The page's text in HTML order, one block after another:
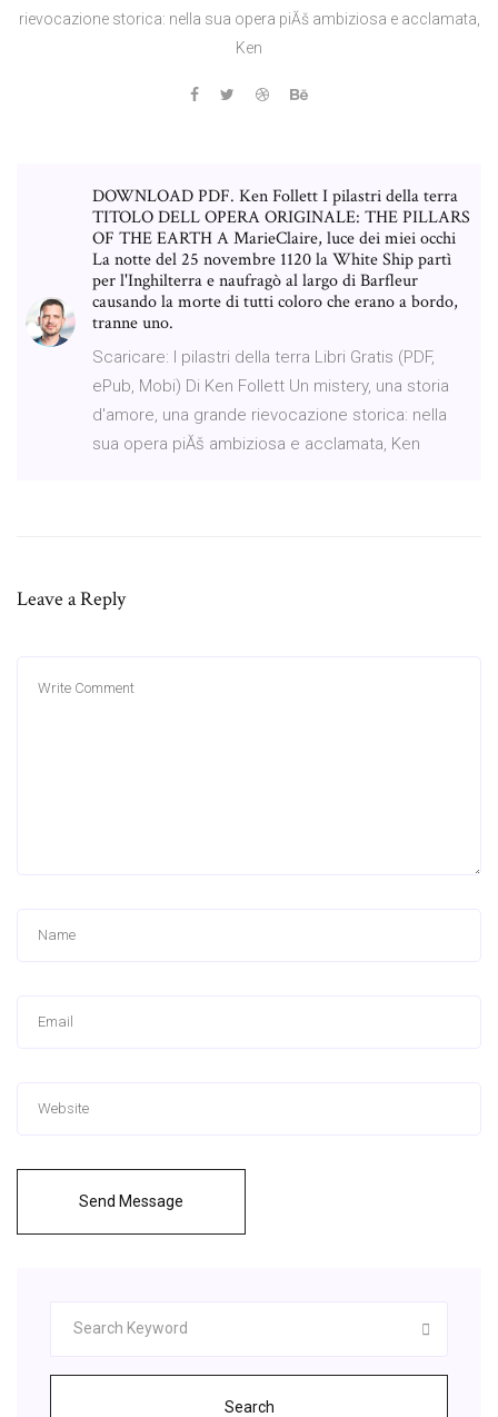
rievocazione storica: nella sua opera piĂš ambiziosa e acclamata,
Ken
DOWNLOAD PDF. Ken Follett I pilastri della terra
TITOLO DELL OPERA ORIGINALE: THE PILLARS
OF THE EARTH A MarieClaire, luce dei miei occhi
La notte del 25 novembre 1120 la White Ship partì
per l'Inghilterra e naufragò al largo di Barfleur
causando la morte di tutti coloro che erano a bordo,
tranne uno.
Scaricare: I pilastri della terra Libri Gratis (PDF,
ePub, Mobi) Di Ken Follett Un mistery, una storia
d'amore, una grande rievocazione storica: nella
sua opera piĂš ambiziosa e acclamata, Ken
Leave a Reply
Send Message
Search